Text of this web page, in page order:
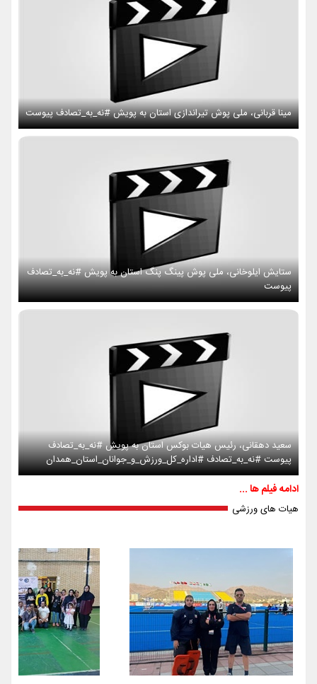
مینا قربانی، ملی پوش تیراندازی استان به پویش #نه_به_تصادف پیوست
ستایش ایلوخانی، ملی پوش پینگ پنگ استان به پویش #نه_به_تصادف
پیوست
سعید دهقانی، رئیس هیات بوکس استان به پویش #نه_به_تصادف
پیوست #نه_به_تصادف #اداره_کل_ورزش_و_جوانان_استان_همدان
ادامه فیلم ها ...
هیات های ورزشی